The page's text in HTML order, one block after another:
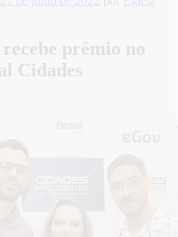
prêmio no
Cidades